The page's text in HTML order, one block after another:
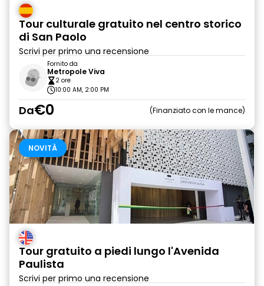
Tour culturale gratuito nel centro storico
di San Paolo
Scrivi per primo una recensione
Fornito da
Metropole Viva
2 ore
10:00 AM, 2:00 PM
Da€0 Finanziato con le mance
NOVITÀ
Tour gratuito a piedi lungo l'Avenida
Paulista
Scrivi per primo una recensione